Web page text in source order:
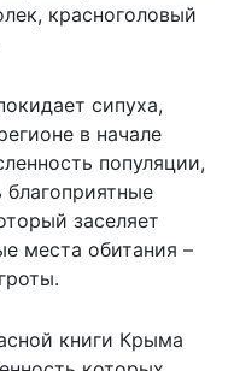
красноголовый
сипуха,
в начале
популяции,
заселяет
места обитания –
книги Крыма